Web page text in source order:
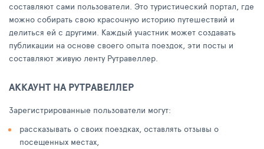
составляют сами пользователи. Это туристический портал, где
можно собирать свою красочную историю путешествий и
делиться ей с другими. Каждый участник может создавать
публикации на основе своего опыта поездок, эти посты и
составляют живую ленту Рутравеллер.
АККАУНТ НА РУТРАВЕЛЛЕР
Зарегистрированные пользователи могут:
рассказывать о своих поездках, оставлять отзывы о
посещенных местах,